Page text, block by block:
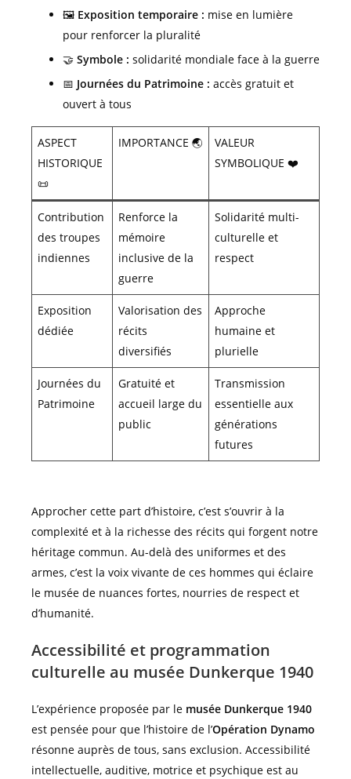
🖼️ Exposition temporaire : mise en lumière
pour renforcer la pluralité
🤝 Symbole : solidarité mondiale face à la guerre
📅 Journées du Patrimoine : accès gratuit et
ouvert à tous
ASPECT
HISTORIQUE
📜
IMPORTANCE 🌏
VALEUR
SYMBOLIQUE ❤️
Contribution
des troupes
indiennes
Renforce la
mémoire
inclusive de la
guerre
Solidarité multi-
culturelle et
respect
Exposition
dédiée
Valorisation des
récits
diversifiés
Approche
humaine et
plurielle
Journées du
Patrimoine
Gratuité et
accueil large du
public
Transmission
essentielle aux
générations
futures
Approcher cette part d’histoire, c’est s’ouvrir à la
complexité et à la richesse des récits qui forgent notre
héritage commun. Au-delà des uniformes et des
armes, c’est la voix vivante de ces hommes qui éclaire
le musée de nuances fortes, nourries de respect et
d’humanité.
Accessibilité et programmation
culturelle au musée Dunkerque 1940
L’expérience proposée par le musée Dunkerque 1940
est pensée pour que l’histoire de l’Opération Dynamo
résonne auprès de tous, sans exclusion. Accessibilité
intellectuelle, auditive, motrice et psychique est au